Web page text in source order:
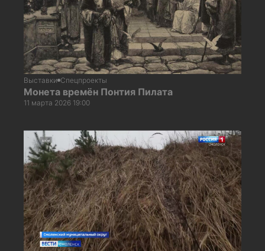
Выставки Спецпроекты
Монета времён Понтия Пилата
11 марта 2026 19:00